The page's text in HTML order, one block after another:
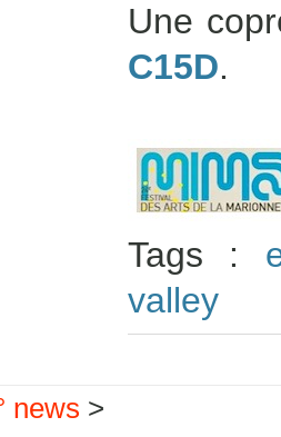
Une
C15D.
Tags :
valley
news >